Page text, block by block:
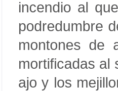
incendio al
podredumbre
montones de
mortificadas al
ajo y los